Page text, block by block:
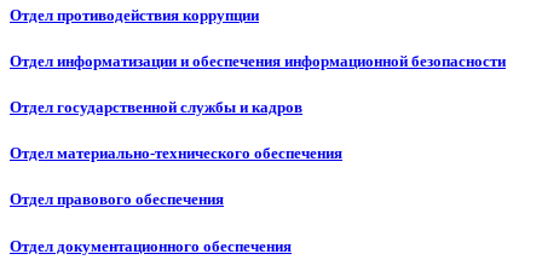
Отдел противодействия коррупции
Отдел информатизации и обеспечения информационной безопасности
Отдел государственной службы и кадров
Отдел материально-технического обеспечения
Отдел правового обеспечения
Отдел документационного обеспечения